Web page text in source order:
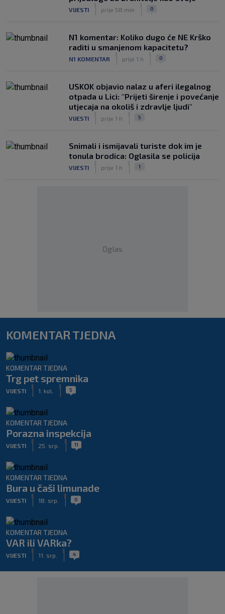
VIJESTI prije 58 min 0
N1 komentar: Koliko dugo će NE Krško
raditi u smanjenom kapacitetu?
N1 KOMENTAR prije 1 h 0
USKOK objavio nalaz u aferi ilegalnog
otpada u Lici: "Prijeti širenje i povećanje
utjecaja na okoliš i zdravlje ljudi"
VIJESTI prije 1 h 5
Snimali i ismijavali turiste dok im je
tonula brodica: Oglasila se policija
VIJESTI prije 1 h 1
Oglas
KOMENTAR TJEDNA
KOMENTAR TJEDNA
Trg pet spremnika
VIJESTI 1. kol. 5
KOMENTAR TJEDNA
Porazna inspekcija
VIJESTI 25. srp. 11
KOMENTAR TJEDNA
Bura u čaši limunade
VIJESTI 18. srp. 0
KOMENTAR TJEDNA
VAR ili VARka?
VIJESTI 11. srp. 4